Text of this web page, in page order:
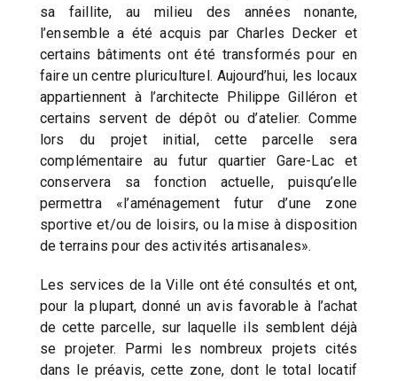
sa faillite, au milieu des années nonante,
l’ensemble a été acquis par Charles Decker et
certains bâtiments ont été transformés pour en
faire un centre pluriculturel. Aujourd’hui, les locaux
appartiennent à l’architecte Philippe Gilléron et
certains servent de dépôt ou d’atelier. Comme
lors du projet initial, cette parcelle sera
complémentaire au futur quartier Gare-Lac et
conservera sa fonction actuelle, puisqu’elle
permettra «l’aménagement futur d’une zone
sportive et/ou de loisirs, ou la mise à disposition
de terrains pour des activités artisanales».
Les services de la Ville ont été consultés et ont,
pour la plupart, donné un avis favorable à l’achat
de cette parcelle, sur laquelle ils semblent déjà
se projeter. Parmi les nombreux projets cités
dans le préavis, cette zone, dont le total locatif